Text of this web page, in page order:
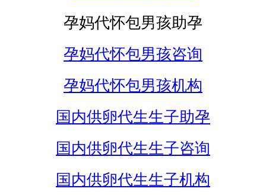
孕妈代怀包男孩助孕
孕妈代怀包男孩咨询
孕妈代怀包男孩机构
国内供卵代生生子助孕
国内供卵代生生子咨询
国内供卵代生生子机构